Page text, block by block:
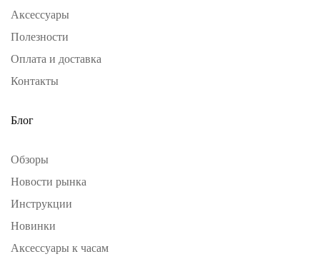
Аксессуары
Полезности
Оплата и доставка
Контакты
Блог
Обзоры
Новости рынка
Инструкции
Новинки
Аксессуары к часам